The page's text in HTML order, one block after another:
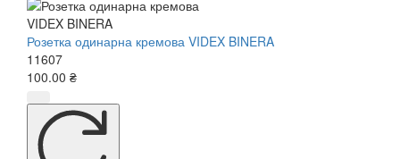
Розетка одинарна кремова VIDEX BINERA
11607
100.00 ₴